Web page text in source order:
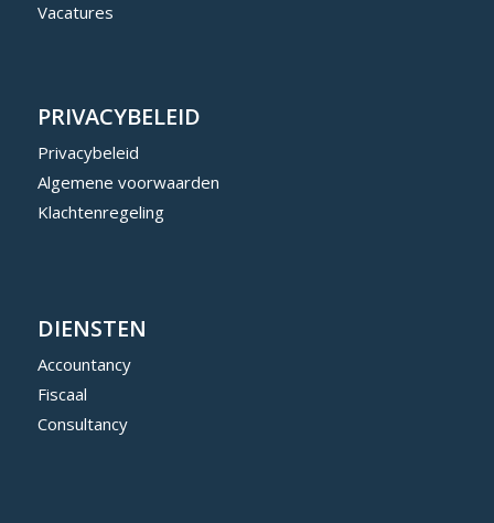
Vacatures
PRIVACYBELEID
Privacybeleid
Algemene voorwaarden
Klachtenregeling
DIENSTEN
Accountancy
Fiscaal
Consultancy